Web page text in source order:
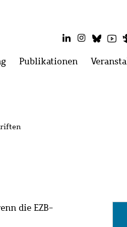
LinkedInInstagram
Menü
Publikationen Menü
die EZB-